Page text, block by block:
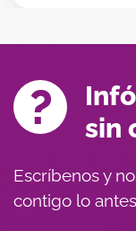
sin
Escríbenos y
contigo lo